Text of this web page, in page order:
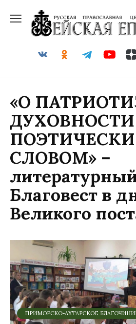
содержанию
«О
ДУХОВНОСТИ
СЛОВОМ» –
Благовест в
Великого
ПРИМОРСКО-АХТАРСКОЕ